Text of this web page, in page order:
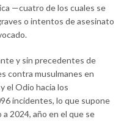
—cuatro de los cuales se
o intentos de asesinato
y sin precedentes de
contra musulmanes en
el Odio hacia los
incidentes, lo que supone
2024, año en el que se